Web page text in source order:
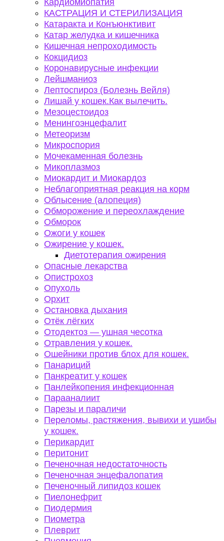
Кардиомиопатия
КАСТРАЦИЯ И СТЕРИЛИЗАЦИЯ
Катаракта и Конъюнктивит
Катар желудка и кишечника
Кишечная непроходимость
Кокцидиоз
Коронавирусные инфекции
Лейшманиоз
Лептоспироз (Болезнь Вейля)
Лишай у кошек.Как вылечить.
Мезоцестоидоз
Менингоэнцефалит
Метеоризм
Микроспория
Мочекаменная болезнь
Микоплазмоз
Миокардит и Миокардоз
Неблагоприятная реакция на корм
Облысение (алопеция)
Обморожение и переохлаждение
Обморок
Ожоги у кошек
Ожирение у кошек.
Диетотерапия ожирения
Опасные лекарства
Опистрохоз
Опухоль
Орхит
Остановка дыхания
Отёк лёгких
Отодектоз — ушная чесотка
Отравления у кошек.
Ошейники против блох для кошек.
Панариций
Панкреатит у кошек
Панлейкопения инфекционная
Парааналиит
Парезы и параличи
Переломы, растяжения, вывихи и ушибы
у кошек.
Перикардит
Перитонит
Печеночная недостаточность
Печеночная энцефалопатия
Печеночный липидоз кошек
Пиелонефрит
Пиодермия
Пиометра
Плеврит